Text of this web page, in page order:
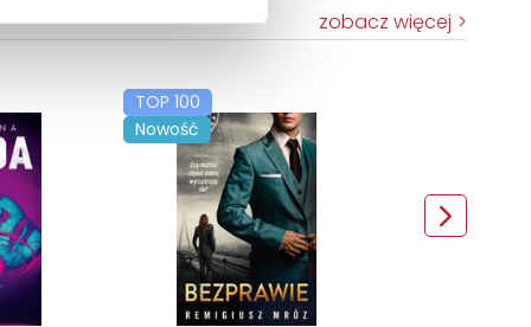
zobacz więcej
TOP 100
Nowość